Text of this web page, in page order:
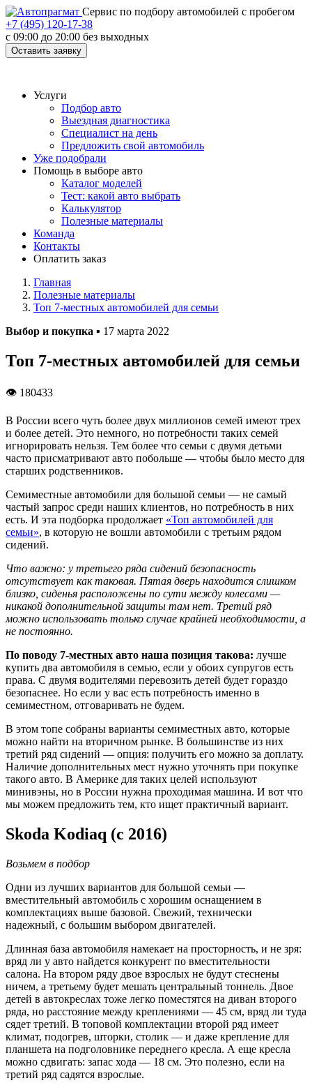
Cервис по подбору автомобилей с пробегом
+7 (495) 120-17-38
с 09:00 до 20:00 без выходных
Оставить заявку
Услуги
Подбор авто
Выездная диагностика
Специалист на день
Предложить свой автомобиль
Уже подобрали
Помощь в выборе авто
Каталог моделей
Тест: какой авто выбрать
Калькулятор
Полезные материалы
Команда
Контакты
Оплатить заказ
Главная
Полезные материалы
Топ 7-местных автомобилей для семьи
Выбор и покупка ▪ 17 марта 2022
Топ 7-местных автомобилей для семьи
👁 180433
В России всего чуть более двух миллионов семей имеют трех
и более детей. Это немного, но потребности таких семей
игнорировать нельзя. Тем более что семьи с двумя детьми
часто присматривают авто побольше — чтобы было место для
старших родственников.
Семиместные автомобили для большой семьи — не самый
частый запрос среди наших клиентов, но потребность в них
есть. И эта подборка продолжает «Топ автомобилей для
семьи», в которую не вошли автомобили с третьим рядом
сидений.
Что важно: у третьего ряда сидений безопасность
отсутствует как таковая. Пятая дверь находится слишком
близко, сиденья расположены по сути между колесами —
никакой дополнительной защиты там нет. Третий ряд
можно использовать только случае крайней необходимости, а
не постоянно.
По поводу 7-местных авто наша позиция такова: лучше
купить два автомобиля в семью, если у обоих супругов есть
права. С двумя водителями перевозить детей будет гораздо
безопаснее. Но если у вас есть потребность именно в
семиместном, отговаривать не будем.
В этом топе собраны варианты семиместных авто, которые
можно найти на вторичном рынке. В большинстве из них
третий ряд сидений — опция: получить его можно за доплату.
Наличие дополнительных мест нужно уточнять при покупке
такого авто. В Америке для таких целей используют
минивэны, но в России нужна проходимая машина. И вот что
мы можем предложить тем, кто ищет практичный вариант.
Skoda Kodiaq (с 2016)
Возьмем в подбор
Одни из лучших вариантов для большой семьи —
вместительный автомобиль с хорошим оснащением в
комплектациях выше базовой. Свежий, технически
надежный, с большим выбором двигателей.
Длинная база автомобиля намекает на просторность, и не зря:
вряд ли у авто найдется конкурент по вместительности
салона. На втором ряду двое взрослых не будут стеснены
ничем, а третьему будет мешать центральный тоннель. Двое
детей в автокреслах тоже легко поместятся на диван второго
ряда, но расстояние между креплениями — 45 см, вряд ли туда
сядет третий. В топовой комплектации второй ряд имеет
климат, подогрев, шторки, столик — и даже крепление для
планшета на подголовнике переднего кресла. А еще кресла
можно сдвигать: запас хода — 18 см. Это полезно, если на
третий ряд садятся взрослые.